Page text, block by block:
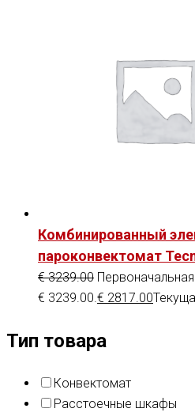
Комбинированный
пароконвектомат
€3239.00
€ 3239.00. € 2817.00
Тип товара
Конвектомат
Расстоечные шкафы